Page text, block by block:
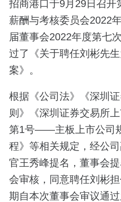
招商港口于9月29日召开
薪酬与考核委员会2022
届董事会2022年度第七
过了《关于聘任刘彬先
案》。
根据《公司法》《深圳
则》《深圳证券交易所
第1号——主板上市公司
程》等相关规定，经公
官王秀峰提名，董事会
会审核，同意聘任刘彬
期自本次董事会审议通